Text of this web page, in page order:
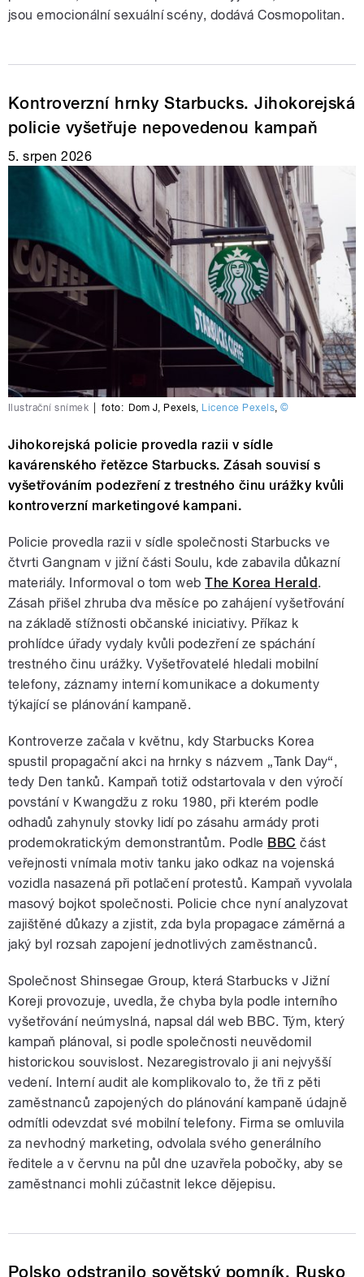
jsou emocionální sexuální scény, dodává Cosmopolitan.
Kontroverzní hrnky Starbucks. Jihokorejská
policie vyšetřuje nepovedenou kampaň
5. srpen 2026
Ilustrační snímek foto: Dom J,Pexels, Licence Pexels, ©
Jihokorejská policie provedla razii v sídle
kavárenského řetězce Starbucks. Zásah souvisí s
vyšetřováním podezření z trestného činu urážky kvůli
kontroverzní marketingové kampani.
Policie provedla razii v sídle společnosti Starbucks ve
čtvrti Gangnam v jižní části Soulu, kde zabavila důkazní
materiály. Informoval o tom webThe Korea Herald.
Zásah přišel zhruba dva měsíce po zahájení vyšetřování
na základě stížnosti občanské iniciativy. Příkaz k
prohlídce úřady vydaly kvůli podezření ze spáchání
trestného činu urážky. Vyšetřovatelé hledali mobilní
telefony, záznamy interní komunikace a dokumenty
týkající se plánování kampaně.
Kontroverze začala v květnu, kdy Starbucks Korea
spustil propagační akci na hrnky s názvem „Tank Day“,
tedy Den tanků. Kampaň totiž odstartovala v den výročí
povstání v Kwangdžu z roku 1980, při kterém podle
odhadů zahynuly stovky lidí po zásahu armády proti
prodemokratickým demonstrantům. Podle BBC část
veřejnosti vnímala motiv tanku jako odkaz na vojenská
vozidla nasazená při potlačení protestů. Kampaň vyvolala
masový bojkot společnosti. Policie chce nyní analyzovat
zajištěné důkazy a zjistit, zda byla propagace záměrná a
jaký byl rozsah zapojení jednotlivých zaměstnanců.
Společnost Shinsegae Group, která Starbucks v Jižní
Koreji provozuje, uvedla, že chyba byla podle interního
vyšetřování neúmyslná, napsal dál web BBC. Tým, který
kampaň plánoval, si podle společnosti neuvědomil
historickou souvislost. Nezaregistrovalo ji ani nejvyšší
vedení. Interní audit ale komplikovalo to, že tři z pěti
zaměstnanců zapojených do plánování kampaně údajně
odmítli odevzdat své mobilní telefony. Firma se omluvila
za nevhodný marketing, odvolala svého generálního
ředitele a v červnu na půl dne uzavřela pobočky, aby se
zaměstnanci mohli zúčastnit lekce dějepisu.
Polsko odstranilo sovětský pomník. Rusko